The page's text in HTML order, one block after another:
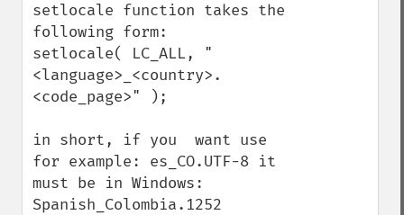
setlocale function takes the
following form:
setlocale( LC_ALL, "
<language>_<country>.
<code_page>" );
in short, if you  want use
for example: es_CO.UTF-8 it
must be in Windows:
Spanish_Colombia.1252